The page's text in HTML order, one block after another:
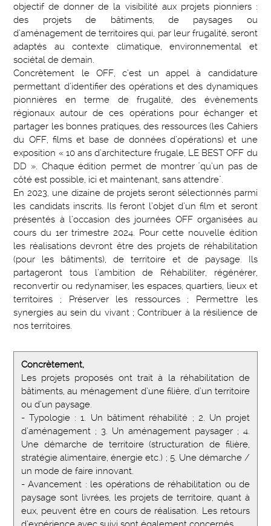
objectif de donner de la visibilité aux projets pionniers :
des projets de bâtiments, de paysages ou
d’aménagement de territoires qui, par leur frugalité, seront
adaptés au contexte climatique, environnemental et
sociétal de demain.
Concrètement le OFF, c’est un appel à candidature
permettant d’identifier des opérations et des dynamiques
pionnières en terme de frugalité, des évènements
régionaux autour de ces opérations pour échanger et
partager les bonnes pratiques, des ressources (les Cahiers
du OFF, films et base de données d’opérations) et une
exposition « 10 ans d’architecture frugale, LE BEST OFF du
DD ». Chaque édition permet de montrer "qu’un pas de
côté est possible, ici et maintenant, sans attendre".
En 2023, une dizaine de projets seront sélectionnés parmi
les candidats inscrits. Ils feront l’objet d’un film et seront
présentés à l’occasion des journées OFF organisées au
cours du 1er trimestre 2024. Pour cette nouvelle édition
les réalisations devront être des projets de réhabilitation
(pour les bâtiments), de territoire et de paysage. Ils
partageront tous l’ambition de Réhabiliter, régénérer,
reconvertir ou redynamiser, les espaces, quartiers, lieux et
territoires ; Préserver les ressources ; Permettre les
synergies au sein du vivant ; Contribuer à la résilience de
nos territoires.
Concrètement,
Les projets proposés ont trait à la réhabilitation de
bâtiments, au ménagement d’une filière, d’un territoire
ou d’un paysage.
- Typologie : 1. Un bâtiment réhabilité ; 2. Un projet
d’aménagement ; 3. Un aménagement paysager ; 4.
Une démarche de territoire (structuration de filière,
stratégie alimentaire, énergie etc.) ; 5. Une démarche /
un mode de faire innovant.
- Avancement : les opérations de réhabilitation ou de
paysage sont livrées, les projets de territoire, quant à
eux, peuvent être en cours de réalisation. Les retours